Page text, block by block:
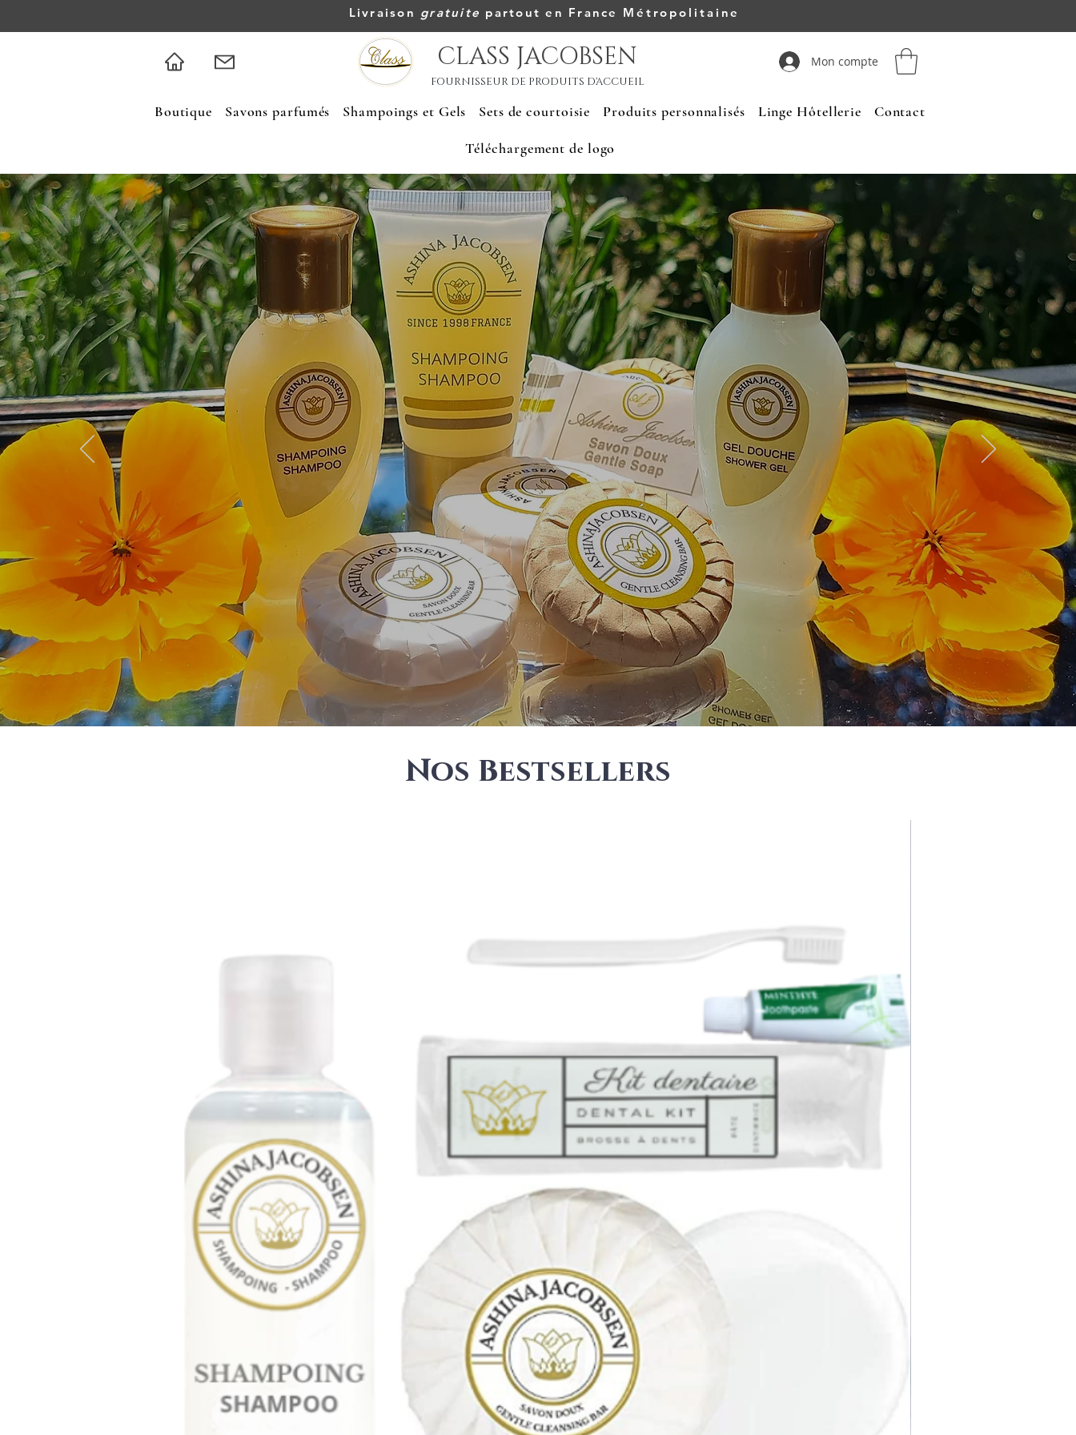
Livraison gratuite partout en France Métropolitaine
CLASS JACOBSEN
FOURNISSEUR DE PRODUITS D'ACCUEIL
Mon compte
Boutique Savons parfumés Shampoings et Gels Sets de courtoisie Produits personnalisés Linge Hôtellerie Contact
Téléchargement de logo
Voir la gamme
Nos Bestsellers